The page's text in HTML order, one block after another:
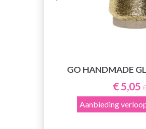
GO HANDMADE
€ 5,05
Aanbieding